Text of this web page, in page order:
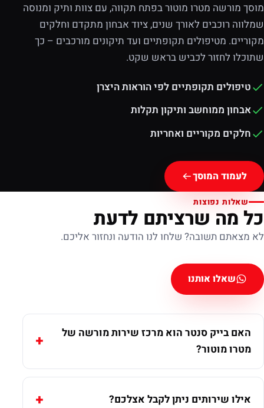
מוסך מורשה מטרו מוטור בפתח תקווה, עם צוות ותיק ומנוסה
שמלווה רוכבים לאורך שנים, ציוד אבחון מתקדם וחלקים
מקוריים. מטיפולים תקופתיים ועד תיקונים מורכבים – כך
שתוכלו לחזור לכביש בראש שקט.
טיפולים תקופתיים לפי הוראות היצרן
אבחון ממוחשב ותיקון תקלות
חלקים מקוריים ואחריות
לעמוד המוסך
שאלות נפוצות
כל מה שרציתם לדעת
לא מצאתם תשובה? שלחו לנו הודעה ונחזור אליכם.
שאלו אותנו
האם בייק סנטר הוא מרכז שירות מורשה של
מטרו מוטור?
אילו שירותים ניתן לקבל אצלכם?